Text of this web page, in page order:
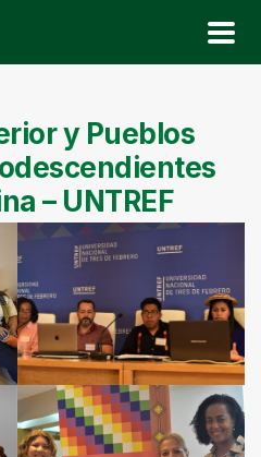
y Pueblos
– UNTREF